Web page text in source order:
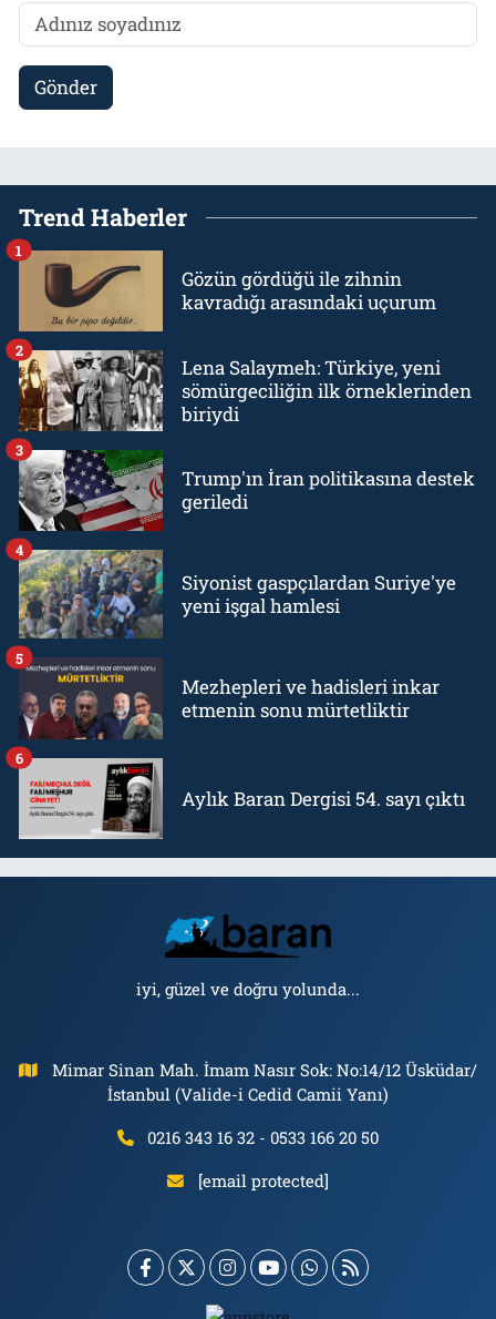
Gönder
Trend Haberler
Gözün gördüğü ile zihnin
kavradığı arasındaki uçurum
1
Lena Salaymeh: Türkiye, yeni
sömürgeciliğin ilk örneklerinden
biriydi
2
Trump'ın İran politikasına destek
geriledi
3
Siyonist gaspçılardan Suriye'ye
yeni işgal hamlesi
4
Mezhepleri ve hadisleri inkar
etmenin sonu mürtetliktir
5
Aylık Baran Dergisi 54. sayı çıktı
6
iyi, güzel ve doğru yolunda...
Mimar Sinan Mah. İmam Nasır Sok: No:14/12 Üsküdar/
İstanbul (Valide-i Cedid Camii Yanı)
0216 343 16 32 - 0533 166 20 50
[email protected]